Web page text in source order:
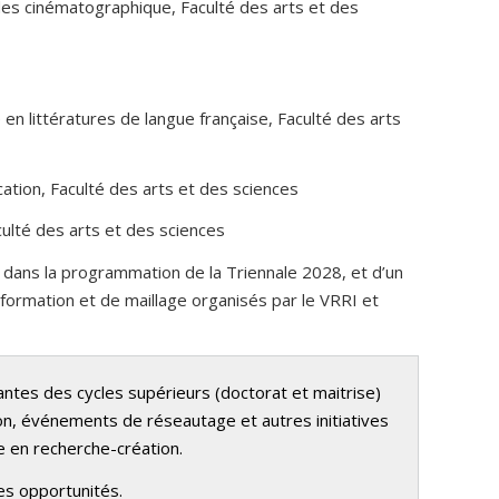
cinématographique, Faculté des arts et des
littératures de langue française, Faculté des arts
Faculté des arts et des sciences
des arts et des sciences
la programmation de la Triennale 2028, et d’un
et de maillage organisés par le VRRI et
des cycles supérieurs (doctorat et maitrise)
événements de réseautage et autres initiatives
en recherche-création.
opportunités.